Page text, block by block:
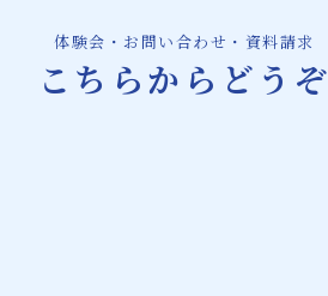
体験会・お問い合わせ・資料請求
こちらからどうぞ